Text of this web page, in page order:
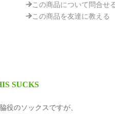
この商品について問合せ
この商品を友達に教える
SUCKS
役のソックスですが、